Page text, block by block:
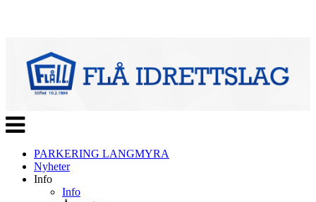
Veksle
navigasjon
PARKERING LANGMYRA
Nyheter
Info
Info